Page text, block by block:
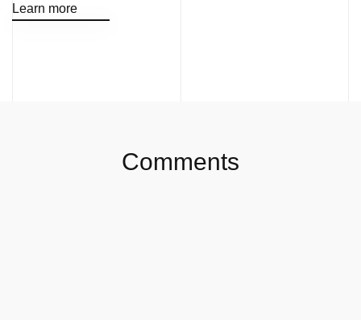
Learn more
Comments